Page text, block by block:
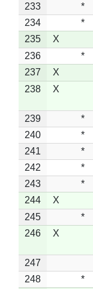
233
*
234
*
235
X
236
*
237
X
238
X
239 *
240
*
241
*
242
*
243
*
244
X
245
*
246
X
247
248
*